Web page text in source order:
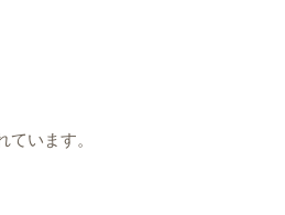
います。